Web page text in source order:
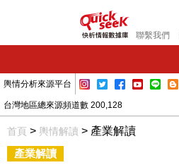
聯繫我們
輿情分析來源平台
台灣地區總來源頻道數 200,128
首頁 > 輿情解讀 > 產業解讀
產業解讀